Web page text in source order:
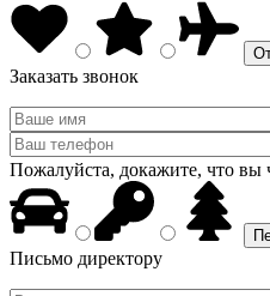
Заказать звонок
Пожалуйста, докажите, что вы
Письмо директору